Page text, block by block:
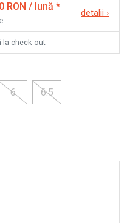
RON / lună *
detalii ›
la check-out
6 6.5